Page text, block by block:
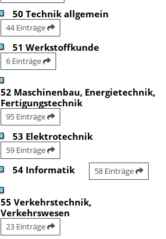
50 Technik allgemein
44 Einträge
51 Werkstoffkunde
6 Einträge
52 Maschinenbau, Energietechnik,
Fertigungstechnik
95 Einträge
53 Elektrotechnik
59 Einträge
54 Informatik 58 Einträge
55 Verkehrstechnik,
Verkehrswesen
23 Einträge